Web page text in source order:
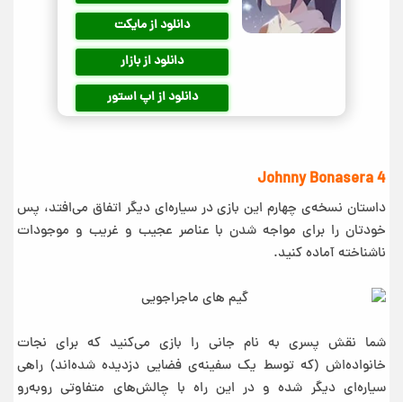
دانلود از مایکت
دانلود از بازار
دانلود از اپ استور
Johnny Bonasera 4
داستان نسخه‌ی چهارم این بازی در سیاره‌ای دیگر اتفاق می‌افتد، پس
خودتان را برای مواجه شدن با عناصر عجیب و غریب و موجودات
ناشناخته آماده کنید.
شما نقش پسری به نام جانی را بازی می‌کنید که برای نجات
خانواده‌اش (که توسط یک سفینه‌ی فضایی دزدیده شده‌اند) راهی
سیاره‌ای دیگر شده و در این راه با چالش‌های متفاوتی رو‌به‌رو